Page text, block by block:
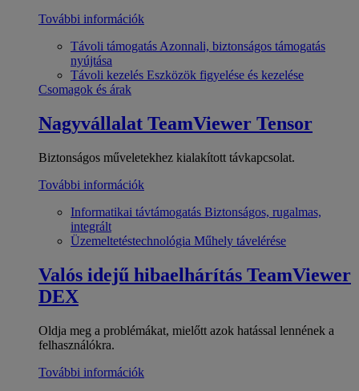
További információk
Távoli támogatás Azonnali, biztonságos támogatás
nyújtása
Távoli kezelés Eszközök figyelése és kezelése
Csomagok és árak
Nagyvállalat TeamViewer Tensor
Biztonságos műveletekhez kialakított távkapcsolat.
További információk
Informatikai távtámogatás Biztonságos, rugalmas,
integrált
Üzemeltetéstechnológia Műhely távelérése
Valós idejű hibaelhárítás TeamViewer
DEX
Oldja meg a problémákat, mielőtt azok hatással lennének a
felhasználókra.
További információk